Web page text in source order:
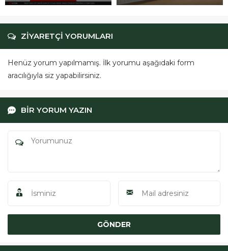
ZİYARETÇİ YORUMLARI
Henüz yorum yapılmamış. İlk yorumu aşağıdaki form
aracılığıyla siz yapabilirsiniz.
BİR YORUM YAZIN